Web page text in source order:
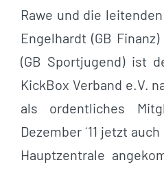
Rawe und die
Engelhardt (GB
(GB Sportjugend) ist
KickBox Verband e.V.
als ordentliches
Dezember ´11 jetzt
Hauptzentrale